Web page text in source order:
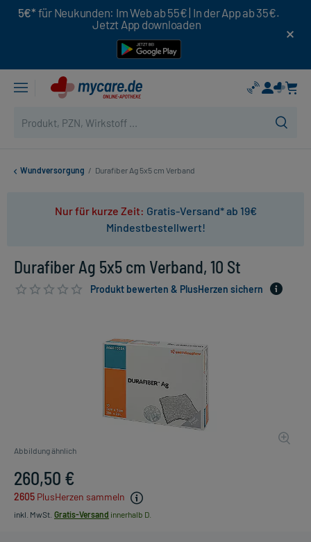
5€* für Neukunden: Im Web ab 55€ | In der App ab 35€.
Jetzt App downloaden
Wundversorgung / Durafiber Ag 5x5 cm Verband
Nur für kurze Zeit: Gratis-Versand* ab 19€
Mindestbestellwert!
Durafiber Ag 5x5 cm Verband, 10 St
Produkt bewerten & PlusHerzen sichern
Abbildung ähnlich
260,50 €
2605 PlusHerzen sammeln
inkl. MwSt. Gratis-Versand innerhalb D.